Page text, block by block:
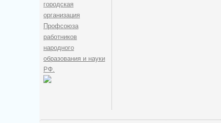
городская
организация
Профсоюза
работников
народного
образования и науки
РФ.